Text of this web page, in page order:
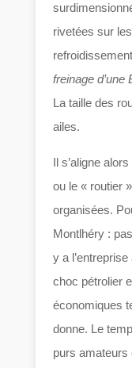
rivetées sur
freinage d’une
La taille des
ailes.
Il s’aligne
ou le « routier
organisées.
Montlhéry :
y a
choc pétrolier
économiques
donne. Le
purs amateurs